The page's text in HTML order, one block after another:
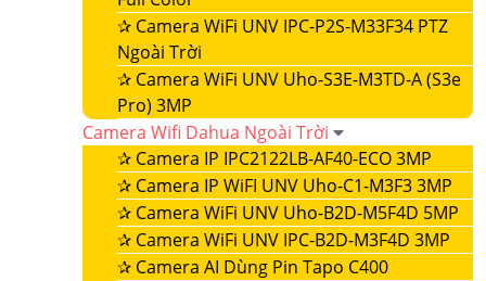
✰ Camera WiFi UNV IPC-P2S-M33F34 PTZ
Ngoài Trời
✰ Camera WiFi UNV Uho-S3E-M3TD-A (S3e
Pro) 3MP
Camera Wifi Dahua Ngoài Trời
✰ Camera IP IPC2122LB-AF40-ECO 3MP
✰ Camera IP WiFI UNV Uho-C1-M3F3 3MP
✰ Camera WiFi UNV Uho-B2D-M5F4D 5MP
✰ Camera WiFi UNV IPC-B2D-M3F4D 3MP
✰ Camera AI Dùng Pin Tapo C400